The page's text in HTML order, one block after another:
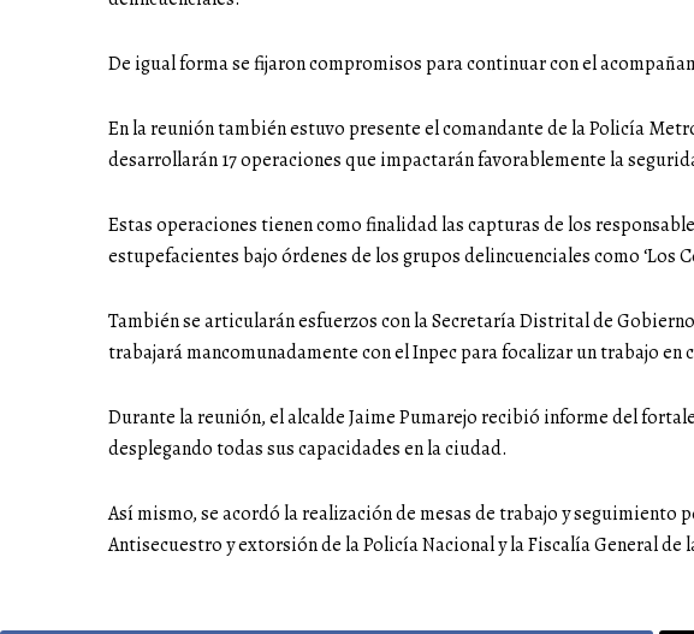
De igual forma se fijaron compromisos para continuar con el
En la reunión también estuvo presente el comandante de la Policía
desarrollarán 17 operaciones que impactarán favorablemente la
Estas operaciones tienen como finalidad las capturas de los
estupefacientes bajo órdenes de los grupos delincuenciales como ‘Los
También se articularán esfuerzos con la Secretaría Distrital de
trabajará mancomunadamente con el Inpec para focalizar un trabajo
Durante la reunión, el alcalde Jaime Pumarejo recibió informe del
desplegando todas sus capacidades en la ciudad.
Así mismo, se acordó la realización de mesas de trabajo y
Antisecuestro y extorsión de la Policía Nacional y la Fiscalía General